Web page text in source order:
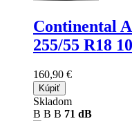
Continental
255/55 R18
160,90 €
Kúpiť
Skladom
B B B 71 dB